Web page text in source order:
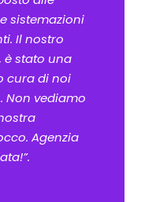
sistemazioni
Il nostro
è stato una
cura di noi
Non vediamo
Agenzia